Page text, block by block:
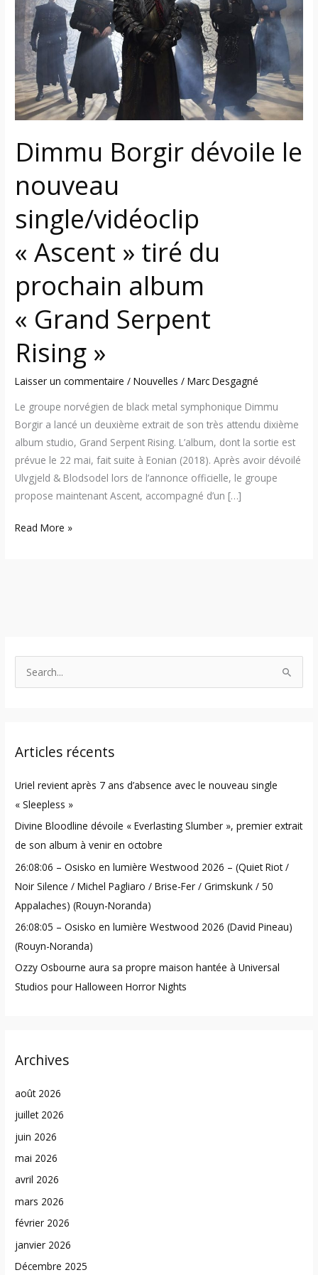
Dimmu Borgir dévoile le
nouveau
single/vidéoclip
« Ascent » tiré du
prochain album
« Grand Serpent
Rising »
Laisser un commentaire /Nouvelles /Marc Desgagné
Le groupe norvégien de black metal symphonique Dimmu
Borgir a lancé un deuxième extrait de son très attendu dixième
album studio, Grand Serpent Rising. L’album, dont la sortie est
prévue le 22 mai, fait suite à Eonian (2018). Après avoir dévoilé
Ulvgjeld & Blodsodel lors de l’annonce officielle, le groupe
propose maintenant Ascent, accompagné d’un […]
nouveau
single/vidéoclip
« Ascent »
tiré
du
prochain
« Grand
Serpent
Rising »
Read More »
c
f
o
r
:
Articles récents
Uriel revient après 7 ans d’absence avec le nouveau single
« Sleepless »
Divine Bloodline dévoile « Everlasting Slumber », premier extrait
de son album à venir en octobre
26:08:06 – Osisko en lumière Westwood 2026 – (Quiet Riot /
Noir Silence / Michel Pagliaro / Brise-Fer / Grimskunk / 50
Appalaches) (Rouyn-Noranda)
26:08:05 – Osisko en lumière Westwood 2026 (David Pineau)
(Rouyn-Noranda)
Ozzy Osbourne aura sa propre maison hantée à Universal
Studios pour Halloween Horror Nights
Archives
août 2026
juillet 2026
juin 2026
mai 2026
avril 2026
mars 2026
février 2026
janvier 2026
Décembre 2025